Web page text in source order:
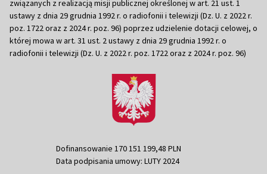
związanych z realizacją misji publicznej określonej w art. 21 ust. 1
ustawy z dnia 29 grudnia 1992 r. o radiofonii i telewizji (Dz. U. z 2022 r.
poz. 1722 oraz z 2024 r. poz. 96) poprzez udzielenie dotacji celowej, o
której mowa w art. 31 ust. 2 ustawy z dnia 29 grudnia 1992 r. o
radiofonii i telewizji (Dz. U. z 2022 r. poz. 1722 oraz z 2024 r. poz. 96)
Dofinansowanie 170 151 199,48 PLN
Data podpisania umowy: LUTY 2024